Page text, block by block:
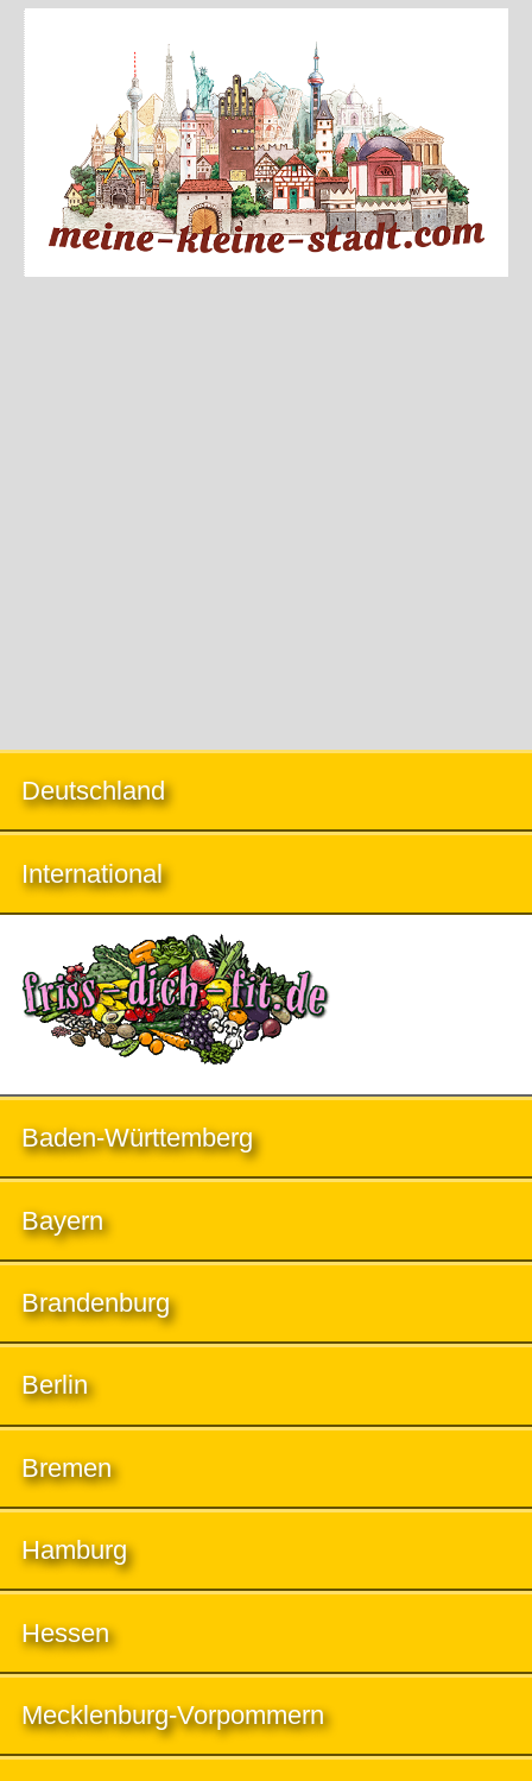
Deutschland
International
Baden-Württemberg
Bayern
Brandenburg
Berlin
Bremen
Hamburg
Hessen
Mecklenburg-Vorpommern